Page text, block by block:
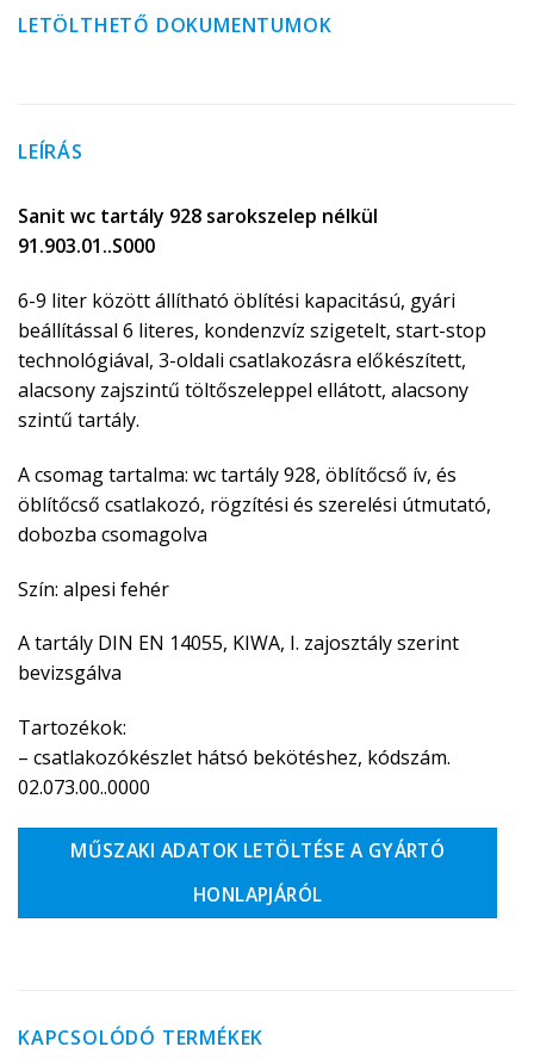
LETÖLTHETŐ DOKUMENTUMOK
LEÍRÁS
Sanit wc tartály 928 sarokszelep nélkül
91.903.01..S000
6-9 liter között állítható öblítési kapacitású, gyári
beállítással 6 literes, kondenzvíz szigetelt, start-stop
technológiával, 3-oldali csatlakozásra előkészített,
alacsony zajszintű töltőszeleppel ellátott, alacsony
szintű tartály.
A csomag tartalma: wc tartály 928, öblítőcső ív, és
öblítőcső csatlakozó, rögzítési és szerelési útmutató,
dobozba csomagolva
Szín: alpesi fehér
A tartály DIN EN 14055, KIWA, I. zajosztály szerint
bevizsgálva
Tartozékok:
– csatlakozókészlet hátsó bekötéshez, kódszám.
02.073.00..0000
MŰSZAKI ADATOK LETÖLTÉSE A GYÁRTÓ
HONLAPJÁRÓL
KAPCSOLÓDÓ TERMÉKEK